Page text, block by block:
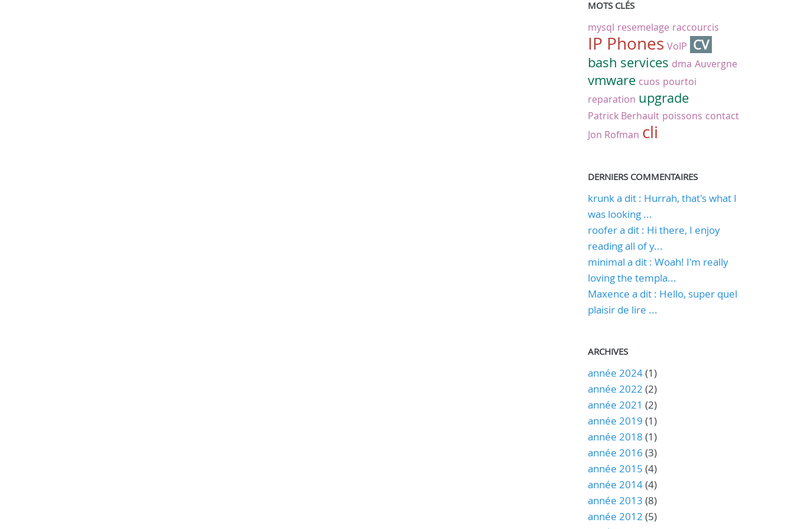
MOTS CLÉS
mysql resemelage raccourcis
IP Phones VoIP CV
bash services dma Auvergne
vmware cuos pourtoi
reparation upgrade
Patrick Berhault poissons contact
Jon Rofman cli
DERNIERS COMMENTAIRES
krunk a dit : Hurrah, that's what I
was looking ...
roofer a dit : Hi there, I enjoy
reading all of y...
minimal a dit : Woah! I'm really
loving the templa...
Maxence a dit : Hello, super quel
plaisir de lire ...
ARCHIVES
année 2024(1)
année 2022 (2)
année 2021 (2)
année 2019 (1)
année 2018 (1)
année 2016 (3)
année 2015 (4)
année 2014(4)
année 2013 (8)
année 2012 (5)